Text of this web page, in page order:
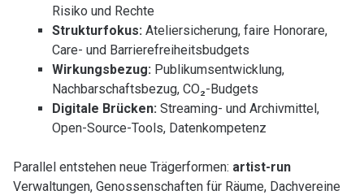
Risiko und Rechte
Strukturfokus:Ateliersicherung, faire Honorare,
Care- und Barrierefreiheitsbudgets
Wirkungsbezug:Publikumsentwicklung,
Nachbarschaftsbezug, CO₂-Budgets
Digitale Brücken:Streaming- und Archivmittel,
Open-Source-Tools, Datenkompetenz
Parallel entstehen neue Trägerformen: artist-run
Verwaltungen, Genossenschaften für Räume, Dachvereine